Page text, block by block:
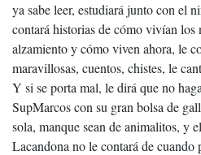
ya sabe leer, estudiará junto con el
contará historias de cómo vivían los
alzamiento y cómo viven ahora, le
maravillosas, cuentos, chistes, le
Y si se porta mal, le dirá que no
SupMarcos con su gran bolsa de
sola, manque sean de animalitos, y
Lacandona no le contará de cuando